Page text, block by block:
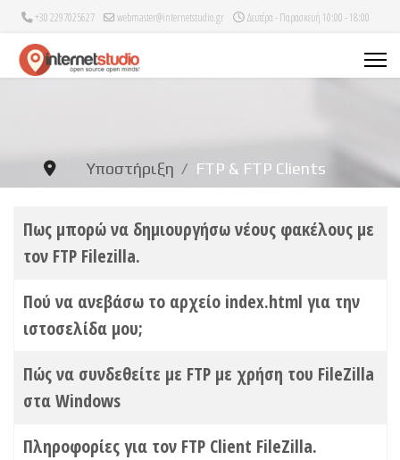
+30 2297025627 webmaster@internetstudio.gr Δευτέρα - Παρασκευή 10:00 - 18:00
Υποστήριξη FTP & FTP Clients
Άρθρα
Τίτλος
Πως μπορώ να δημιουργήσω νέους φακέλους με
τον FTP Filezilla.
Πού να ανεβάσω το αρχείο index.html για την
ιστοσελίδα μου;
Πώς να συνδεθείτε με FTP με χρήση του FileZilla
στα Windows
Πληροφορίες για τον FTP Client FileZilla.